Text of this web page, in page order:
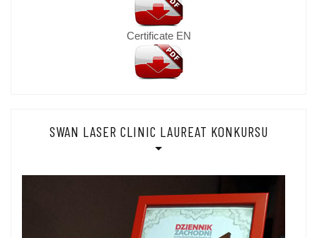
Certificate EN
SWAN LASER CLINIC LAUREAT KONKURSU